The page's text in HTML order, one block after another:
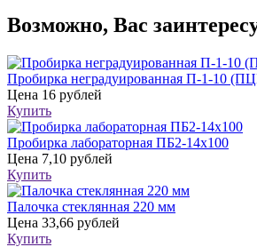
Возможно, Вас
Пробирка неградуированная П-1-10
Цена 16 рублей
Купить
Пробирка лабораторная ПБ2-14х100
Цена 7,10 рублей
Купить
Палочка стеклянная 220 мм
Цена 33,66 рублей
Купить